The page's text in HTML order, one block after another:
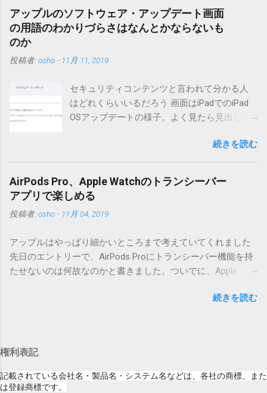
降もたぶん動くと思います。 現在のバージョンは0.5.3です。
（2004/12/4リリース）※0.6.3を公開しています。まだ心配な
点が多いため、こちらにはリンクしていません。安定を求め
る方は0.5.3を、新版の機能が必要な方は0.6.3をご利用くださ
い。 こちら からどうぞ。 0.3.6までのバージョンに、エント
版へのアップデートを強くお勧めしてます。 mail-entry.zipを
ダウンロードするにはここをクリックしてください。
（Windowsから解凍したフォルダを見ると「_MACOSX」とい
りませんので無視してください。MacOS XでZIP圧縮している
ため、Mac独自のファイル情報が含まれてしまうようで
す。） Ver.0.3.0以降用の差分ファイルはこちら 。ZIP圧縮して
まとめてあります。いまのバージョン番号と同じバージョン
合は一つずつ順に適用していく必要があります。0.5.0以降
ません。改造してる方向けに、バージョンアップポイントを
お知らせするのが主な目的となっています。 まずはどんなふ
うに使うものか説明し、設置方法は後述します。 使い方 メー
ル本文の1行目にauthor（投稿者）を、2行目にカテゴリを、
追記項目（extend）として扱われますので、必要に応じて指
ん。また、<>の中の文字は、設...
アップルのソフトウェア・アップデート画面
の用語のわかりづらさはなんとかならないも
のか
投稿者: osho - 11月 11, 2019
セキュリティコンテンツと言われて分かる人
はどれくらいいるだろう 画面はiPadでのiPad
OSアップデートの様子。よく見たら見出しは
の名前としてはいまだにiOSのままとか、そん
な理由じゃないでしょうね。 それは混乱のも
ア・アップデートのセキュリティコンテンツ
については、以下のWebサイトをご覧くださ
い」の部分。 セキュリティコンテンツ…？ こ
す。人によってはここで悩んだ結果、アップ
デートをしない人も出てきそうですよ。アッ
プデートに限らず、分からないけどやってみ
が多いと思います。経験上の感覚ですけれ
定アイコンにアップデートがある旨のバッヂ
続きを読む
AirPods Pro、Apple Watchのトランシーバー
アプリで楽しめる
投稿者: osho - 11月 04, 2019
アップルはやっぱり細かいところまで考えていてくれました
先日のエントリーで、AirPods Proにトランシーバー機能を持
たせないのは何故なのかと書きました。ついでに、Apple
はiPhoneに接続してるから使えないじゃん云々を書いたので
Watchでトランシーバーアプリを起動すると、AirPodsはトラ
ンシーバーのために機能するようになります。Apple Watchの
画面上にある送信ボタン（黄色い大きな丸）を押している
続きを読む
権利表記
記載されている会社名・製品名・システム名などは、各社の商標、また
は登録商標です。